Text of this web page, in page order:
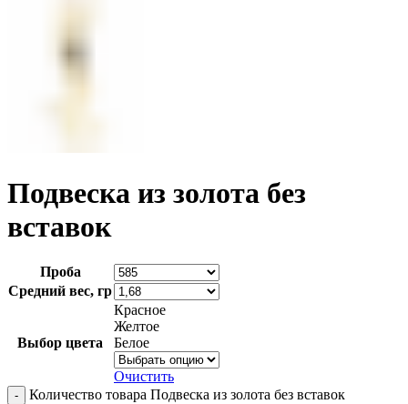
Подвеска из золота без
вставок
Проба
Средний вес, гр
Выбор цвета
Красное
Желтое
Белое
Очистить
Количество товара Подвеска из золота без вставок